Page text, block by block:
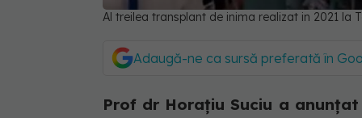
Al treilea transplant de inima realizat in 2021 la
Adaugă-ne ca sursă preferată în
Prof dr Horațiu Suciu a